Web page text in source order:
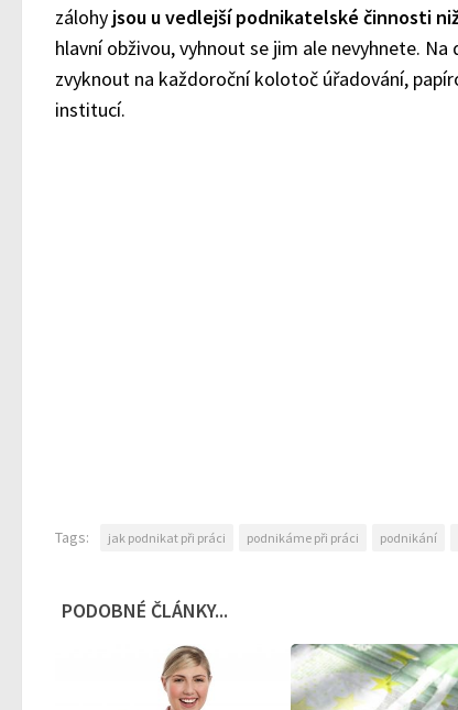
zálohy jsou u vedlejší podnikatelské činnosti
hlavní obživou, vyhnout se jim ale nevyhnete.
zvyknout na každoroční kolotoč úřadování,
institucí.
Tags: jak podnikat při práci podnikáme při práci podnikání
PODOBNÉ ČLÁNKY...